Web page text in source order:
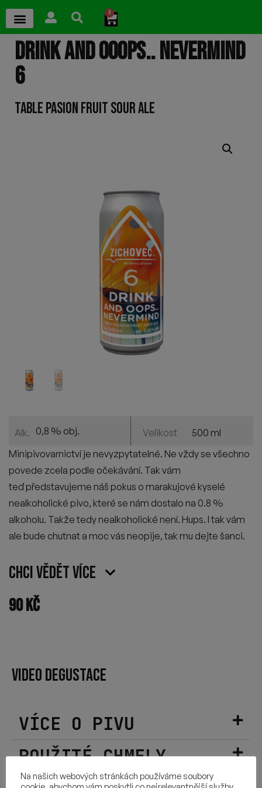
0
DRINK AND OOOPS.. NEVERMIND
6
TABLE PASION FRUIT SOUR ALE
Alk. 0,8 % obj. Velikost
500 ml
Minipivovarnictví je nevyzpytatelné. Ne vždy se všechno
povede zcela podle očekávání. Tak vám
teďpředstavujeme náš pokus o marakujové kyselé
nealkoholické pivo, které se nám dostalo na 0.8 %
alkoholu. Takže tedy nealkoholické není. Hups. I tak vám
ale bude chutnat a moc vás neopije, tak mu dejte šanci.
Chci vědět více
90Kč
VÍCE O PIVU
POUŽITÉ CHMELY
VIDEO DEGUSTACE
Na našich webových stránkách používáme soubory